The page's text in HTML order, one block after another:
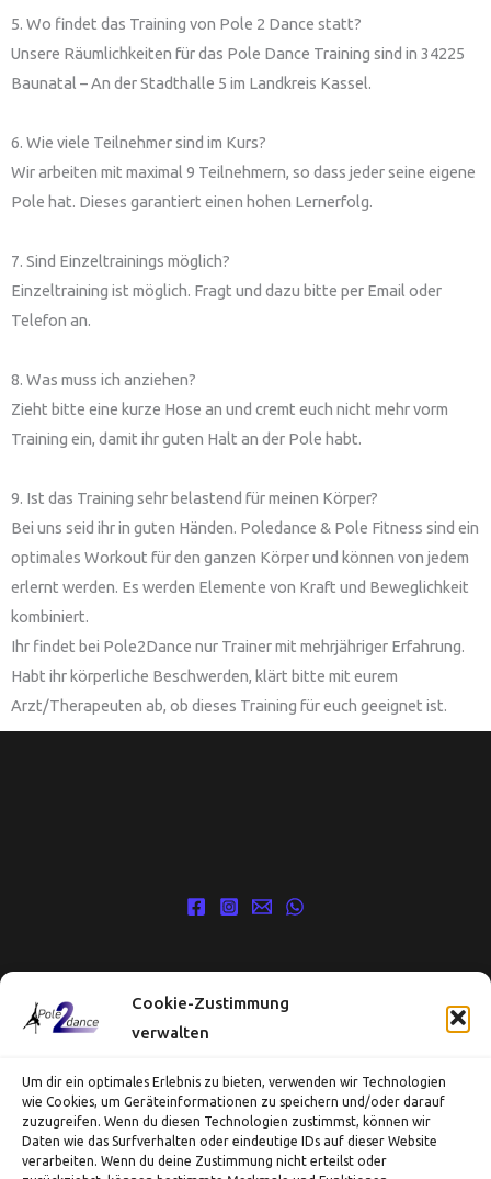
Cookie-Zustimmung
verwalten
Um dir ein optimales Erlebnis zu bieten, verwenden wir Technologien
wie Cookies, um Geräteinformationen zu speichern und/oder darauf
zuzugreifen. Wenn du diesen Technologien zustimmst, können wir
Daten wie das Surfverhalten oder eindeutige IDs auf dieser Website
verarbeiten. Wenn du deine Zustimmung nicht erteilst oder
5. Wo findet das Training von Pole 2 Dance statt?
Unsere Räumlichkeiten für das Pole Dance Training sind in 34225
Baunatal – An der Stadthalle 5 im Landkreis Kassel.
6. Wie viele Teilnehmer sind im Kurs?
Wir arbeiten mit maximal 9 Teilnehmern, so dass jeder seine eigene
Pole hat. Dieses garantiert einen hohen Lernerfolg.
7. Sind Einzeltrainings möglich?
Einzeltraining ist möglich. Fragt und dazu bitte per Email oder
Telefon an.
8. Was muss ich anziehen?
Zieht bitte eine kurze Hose an und cremt euch nicht mehr vorm
Training ein, damit ihr guten Halt an der Pole habt.
9. Ist das Training sehr belastend für meinen Körper?
Bei uns seid ihr in guten Händen. Poledance & Pole Fitness sind ein
optimales Workout für den ganzen Körper und können von jedem
erlernt werden. Es werden Elemente von Kraft und Beweglichkeit
kombiniert.
Ihr findet bei Pole2Dance nur Trainer mit mehrjähriger Erfahrung.
Habt ihr körperliche Beschwerden, klärt bitte mit eurem
Arzt/Therapeuten ab, ob dieses Training für euch geeignet ist.
Copyright © 2026 Pole2Dance
Impressum
Cookie-Richtlinie (EU)